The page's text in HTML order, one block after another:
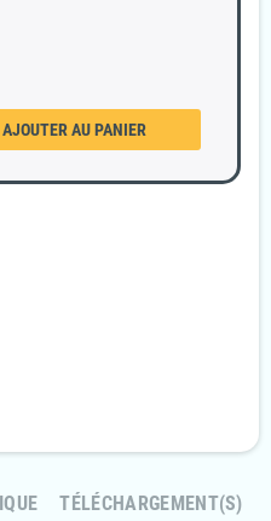
AJOUTER AU PANIER
TÉLÉCHARGEMENT(S)